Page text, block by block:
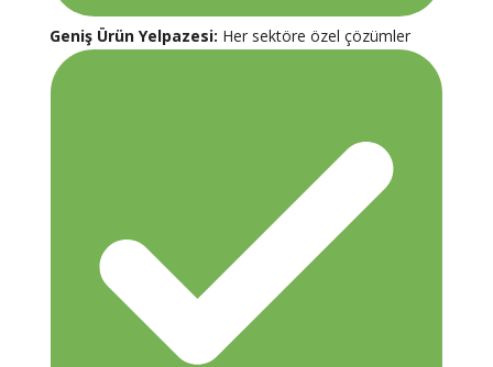
Geniş Ürün Yelpazesi: Her sektöre özel çözümler